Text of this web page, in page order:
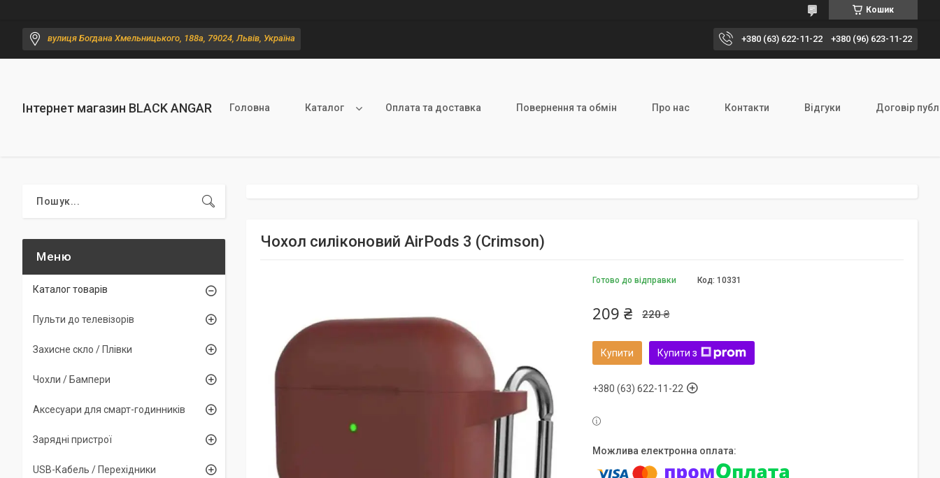
Кошик
вулиця Богдана Хмельницького, 188а, 79024, Львів, Україна +380 (63) 622-11-22 +380 (96) 623-11-22
Інтернет магазин BLACK ANGAR Головна Каталог Оплата та доставка Повернення та обмін Про нас Контакти Відгуки Договір
Чохол силіконовий AirPods 3 (Crimson)
Готово до відправки Код: 10331
220 ₴
209 ₴
Купити Купити з
+380 (63) 622-11-22
Каталог товарів
Пульти до телевізорів
Захисне скло / Плівки
Чохли / Бампери
Аксесуари для смарт-годинників
Зарядні пристрої
USB-Кабель / Перехідники